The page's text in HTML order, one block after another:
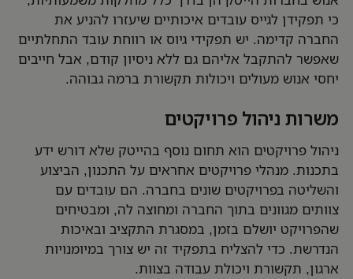
כי תפקידן לגייס עובדים איכותיים שיעזרו להניע את
החברה קדימה. יש תפקידי גיוס או רווחת עובד התחלתיים
שאפשר להתקבל אליהם גם ללא ניסיון קודם, אבל חייבים
יחסי אנוש מעולים ויכולות תקשורת ברמה גבוהה.
משרות ניהול פרויקטים
ניהול פרויקטים הוא תחום נוסף בהייטק שלא דורש ידע
בתכנות. מנהלי פרויקטים אחראים על התכנון, הביצוע
והשליטה בפרויקטים שונים בחברה. הם עובדים עם
צוותים מגוונים בתוך החברה ומחוצה לה, ומבטיחים
שהפרויקט יושלם בזמן, במסגרת התקציב ובאיכות
הנדרשת. כדי להצליח בתפקיד זה יש צורך במיומנויות
ארגון, תקשורת ויכולת עבודה בצוות.